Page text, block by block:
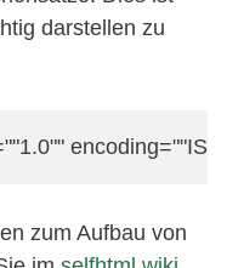
darstellen zu
encoding=""ISO-
zum Aufbau von